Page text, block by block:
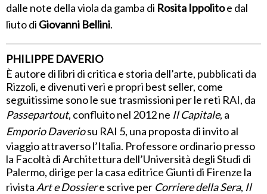
dalle note della viola da gamba di Rosita Ippolitoe dal
liuto di Giovanni Bellini.
PHILIPPE DAVERIO
È autore di libri di critica e storia dell’arte, pubblicati da
Rizzoli, e divenuti veri e propri best seller, come
seguitissime sono le sue trasmissioni per le reti RAI, da
Passepartout, confluito nel 2012 ne Il Capitale, a
Emporio Daveriosu RAI 5, una proposta di invito al
viaggio attraverso l’Italia. Professore ordinario presso
la Facoltà di Architettura dell’Università degli Studi di
Palermo, dirige per la casa editrice Giunti di Firenze la
rivista Art e Dossiere scrive per Corriere della Sera, Il